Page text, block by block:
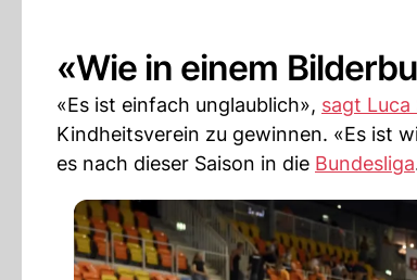
«Wie in einem
«Es ist einfach unglaublich», sagt Luca
Kindheitsverein zu gewinnen. «Es ist
es nach dieser Saison in die Bundesliga